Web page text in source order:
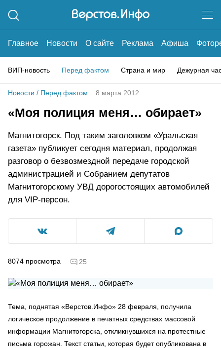
Главное Новости О сайте Реклама Афиша
ВИП-новость Перед фактом Страна и мир Дежурная
Новости / Перед фактом 8 марта 2012
«Моя полиция меня… обирает»
Магнитогорск. Под таким заголовком «Уральская
газета» публикует сегодня материал, продолжая
разговор о безвозмездной передаче городской
администрацией и Собранием депутатов
Магнитогорскому УВД дорогостоящих автомобилей
для VIP-персон.
8074 просмотра 25
Тема, поднятая «Верстов.Инфо» 28 февраля, получила
логическое продолжение в печатных средствах массовой
информации Магнитогорска, откликнувшихся на протестные
письма горожан. Текст статьи, которая будет опубликована в